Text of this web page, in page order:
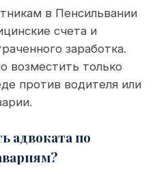
в Пенсильвании
счета и
заработка.
возместить только
против водителя или
адвоката по